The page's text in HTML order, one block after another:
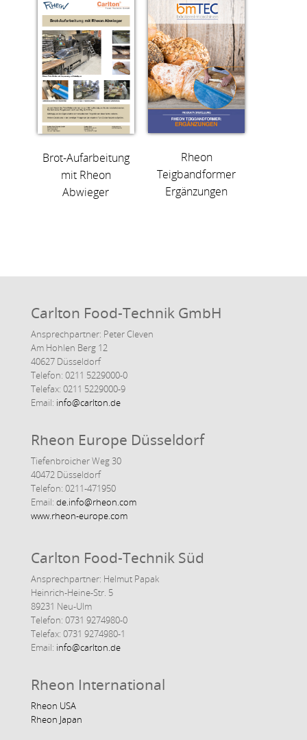
Brot-Aufarbeitung
mit Rheon
Abwieger
Rheon
Teigbandformer
Ergänzungen
Carlton Food-Technik GmbH
Ansprechpartner: Peter Cleven
Am Hohlen Berg 12
40627 Düsseldorf
Telefon: 0211 5229000-0
Telefax: 0211 5229000-9
Email: info@carlton.de
Rheon Europe Düsseldorf
Tiefenbroicher Weg 30
40472 Düsseldorf
Telefon: 0211-471950
Email: de.info@rheon.com
www.rheon-europe.com
Carlton Food-Technik Süd
Ansprechpartner: Helmut Papak
Heinrich-Heine-Str. 5
89231 Neu-Ulm
Telefon: 0731 9274980-0
Telefax: 0731 9274980-1
Email: info@carlton.de
Rheon International
Rheon USA
Rheon Japan